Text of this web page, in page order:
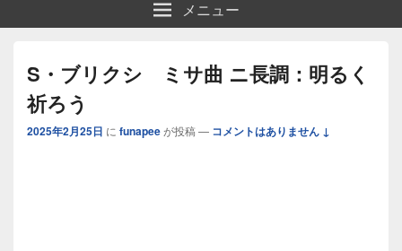
メニュー
S・ブリクシ ミサ曲 ニ長調：明るく
祈ろう
2025年2月25日 に funapeeが投稿 — コメントはありません ↓